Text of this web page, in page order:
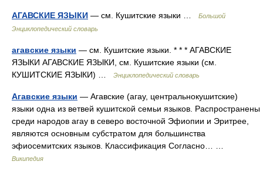
АГАВСКИЕ ЯЗЫКИ — см. Кушитские языки …
Большой
Энциклопедический словарь
агавские языки — см. Кушитские языки. * * * АГАВСКИЕ
ЯЗЫКИ АГАВСКИЕ ЯЗЫКИ, см. Кушитские языки (см.
КУШИТСКИЕ ЯЗЫКИ) …
Энциклопедический словарь
Агавские языки — Агавские (агау, центральнокушитские)
языки одна из ветвей кушитской семьи языков. Распространены
среди народов агау в северо восточной Эфиопии и Эритрее,
являются основным субстратом для большинства
эфиосемитских языков. Классификация Согласно… …
Википедия